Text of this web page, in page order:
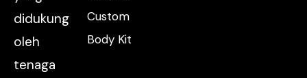
didukung
oleh
tenaga
Custom
Body Kit